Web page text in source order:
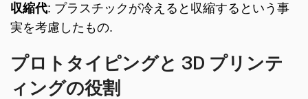
収縮代: プラスチックが冷えると収縮するという事
実を考慮したもの.
プロトタイピングと 3D プリンテ
ィングの役割